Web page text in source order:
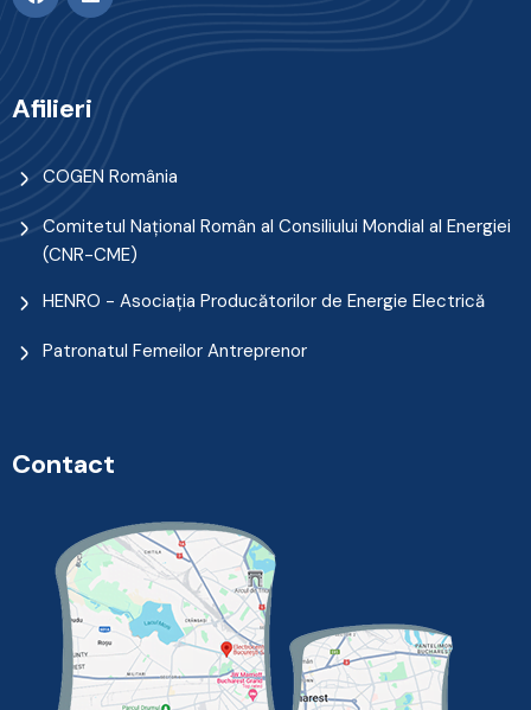
Afilieri
COGEN România
Comitetul Naţional Român al Consiliului Mondial al Energiei
(CNR-CME)
HENRO - Asociația Producătorilor de Energie Electrică
Patronatul Femeilor Antreprenor
Contact